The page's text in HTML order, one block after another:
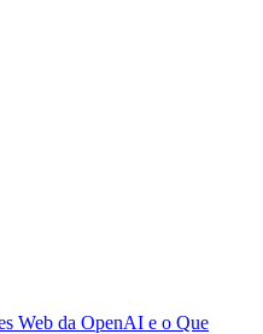
Web da OpenAI e o Que